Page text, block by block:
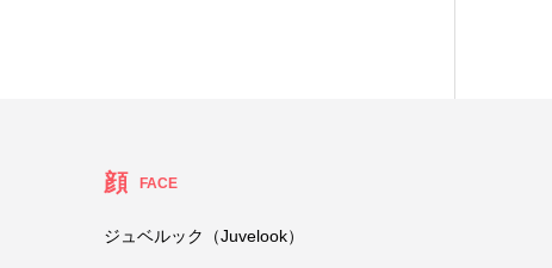
顔 FACE
ジュベルック（Juvelook）